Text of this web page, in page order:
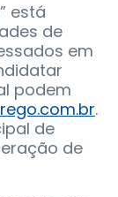
está
de
em
podem
.
de
de